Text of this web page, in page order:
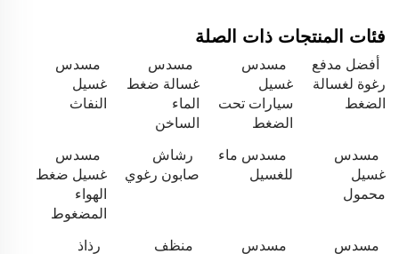
فئات المنتجات ذات الصلة
أفضل مدفع
رغوة لغسالة
الضغط
مسدس
غسيل
سيارات تحت
الضغط
مسدس
غسالة ضغط
الماء
الساخن
مسدس
غسيل
النفاث
مسدس
غسيل
محمول
مسدس ماء
للغسيل
رشاش
صابون رغوي
مسدس
غسيل ضغط
الهواء
المضغوط
مسدس
مسدس
منظف
رذاذ